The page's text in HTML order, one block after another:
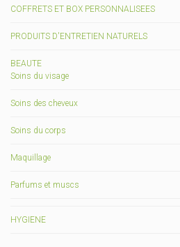
COFFRETS ET BOX PERSONNALISEES
PRODUITS D'ENTRETIEN NATURELS
BEAUTE
Soins du visage
Soins des cheveux
Soins du corps
Maquillage
Parfums et muscs
HYGIENE